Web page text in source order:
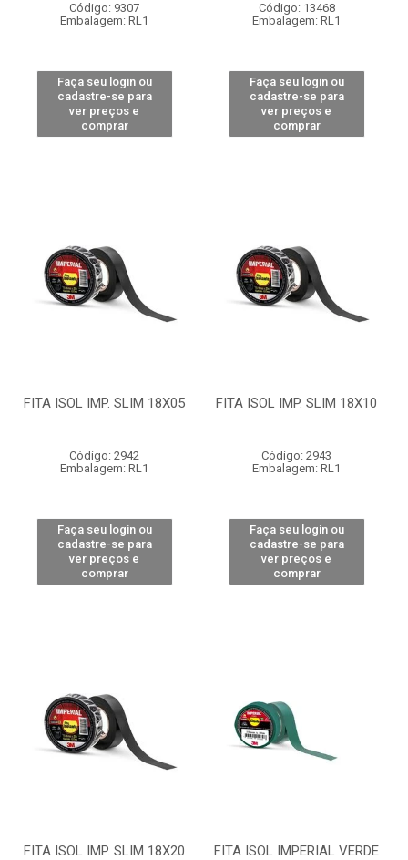
Código: 9307
Embalagem: RL1
Faça seu login ou
cadastre-se para
ver preços e
comprar
Código: 13468
Embalagem: RL1
Faça seu login ou
cadastre-se para
ver preços e
comprar
FITA ISOL IMP. SLIM 18X05
Código: 2942
Embalagem: RL1
Faça seu login ou
cadastre-se para
ver preços e
comprar
FITA ISOL IMP. SLIM 18X10
Código: 2943
Embalagem: RL1
Faça seu login ou
cadastre-se para
ver preços e
comprar
FITA ISOL IMP. SLIM 18X20 FITA ISOL IMPERIAL VERDE